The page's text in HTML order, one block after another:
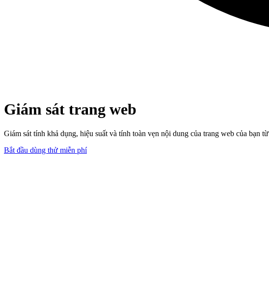
Giám sát trang web
Giám sát tính khả dụng, hiệu suất và tính toàn vẹn nội dung của trang web của bạn từ
Bắt đầu dùng thử miễn phí